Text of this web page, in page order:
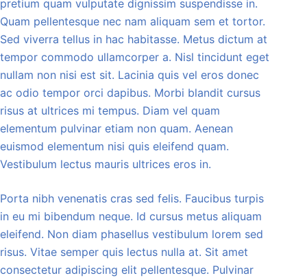
pretium quam vulputate dignissim suspendisse in.
Quam pellentesque nec nam aliquam sem et tortor.
Sed viverra tellus in hac habitasse. Metus dictum at
tempor commodo ullamcorper a. Nisl tincidunt eget
nullam non nisi est sit. Lacinia quis vel eros donec
ac odio tempor orci dapibus. Morbi blandit cursus
risus at ultrices mi tempus. Diam vel quam
elementum pulvinar etiam non quam. Aenean
euismod elementum nisi quis eleifend quam.
Vestibulum lectus mauris ultrices eros in.
Porta nibh venenatis cras sed felis. Faucibus turpis
in eu mi bibendum neque. Id cursus metus aliquam
eleifend. Non diam phasellus vestibulum lorem sed
risus. Vitae semper quis lectus nulla at. Sit amet
consectetur adipiscing elit pellentesque. Pulvinar